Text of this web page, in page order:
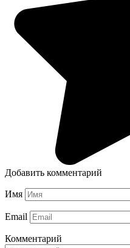
Добавить комментарий
Имя
Email
Комментарий